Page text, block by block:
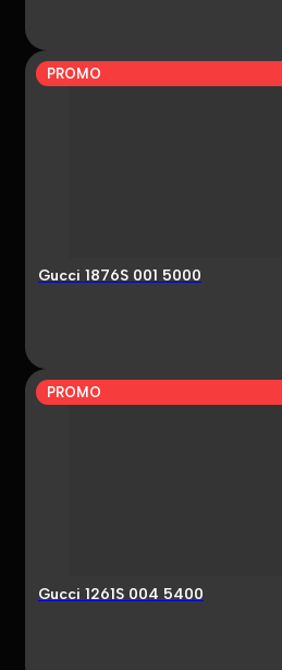
PROMO
Gucci 1876S 001 5000
PROMO
Gucci 1261S 004 5400